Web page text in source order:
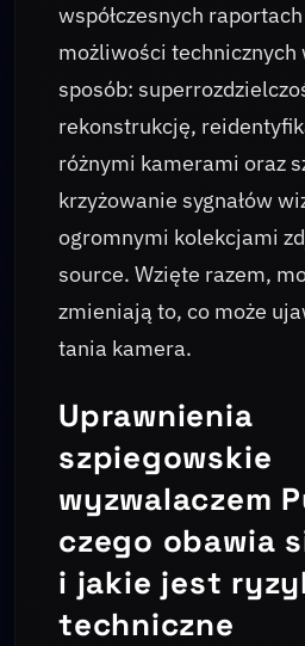
współczesnych
możliwości technicznych
sposób:
rekonstrukcję,
różnymi kamerami oraz
krzyżowanie sygnałów
ogromnymi kolekcjami
source. Wzięte razem,
zmieniają to, co może
tania kamera.
Uprawnienia
szpiegowskie
wyzwalaczem
czego obawia
i jakie jest
techniczne